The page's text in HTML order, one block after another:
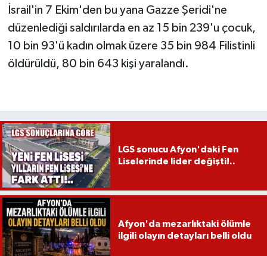
İsrail'in 7 Ekim'den bu yana Gazze Şeridi'ne
düzenlediği saldırılarda en az 15 bin 239'u çocuk,
10 bin 93'ü kadın olmak üzere 35 bin 984 Filistinli
öldürüldü, 80 bin 643 kişi yaralandı.
LGS sonucu Afyon'daki Fen
Liselerinde lider değişti!..
Afyon'da mezarlıktaki ölümle
ilgili olayın detayları belli oldu